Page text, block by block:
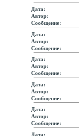
Дата:
Автор:
Сообщение:
Дата:
Автор:
Сообщение:
Дата:
Автор:
Сообщение:
Дата:
Автор:
Сообщение:
Дата:
Автор:
Сообщение:
Дата: